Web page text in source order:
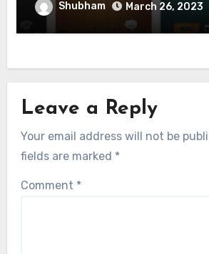
Shubham March 26, 2023
Leave a Reply
Your email address will not be
fields are marked *
Comment *